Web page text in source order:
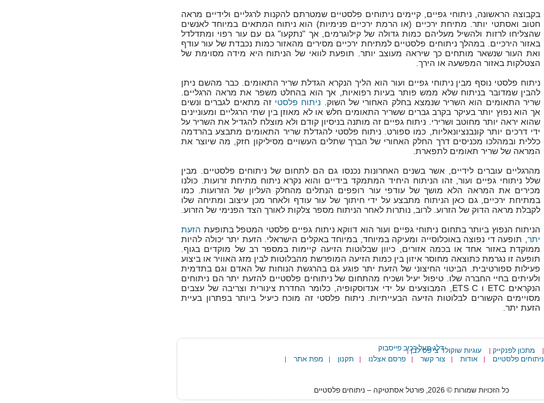
בקבוצה הראשונה, ניתוחי גפיים, קיימים ניתוחים פלסטיים שמטרתם להקנות לרגליים ולידיים מראה
חטוב ואסתטי יותר. מתיחת ירכיים (או הרמת ירכיים פנימיות) הוא ניתוח המתאים במיוחד לאנשים
שהצליחו לרזות ולהשיל מעליהם כמות גדולה של קילוגרמים, אך "נתקעו" גם עם עור רפוי ומתדלדל
באזור הירכיים. במהלך ניתוחים פלסטיים למתיחת ירכיים מסירים מהאזור כמות נכבדת של עור עודף
ואת העור שנשאר מותחים כך שיראה מעוצב יותר. תופעת לוואי של הניתוח היא מידה מסוימת של
הצטלקות באזור המפשעה או הירך.
ניתוח פלסטי נוסף מבין ניתוחי גפיים ועור הוא הליך הנקרא הגדלת שריר התאומים. כבר מהשם ניתן
להבין שמדובר בניתוח שלא ממש פותר בעיות רפואיות, אך הוא בהחלט משפר את מראה הרגליים.
שריר התאומים הוא השריר שנמצא בחלק האחורי של השוק. ניתוח פלסטי זה מתאים לגברים ונשים
אך הוא נפוץ יותר בעיקר בקרב גברים ששריר התאומים חלש או לא מאוזן בין שתי הרגליים ומעוניינים
שהוא יראה יותר מחוטב ושרירי. ניתוח גפיים זה מותנה בניסיון קודם ולא מוצלח להגדיל את השריר על
ידי דרכים יותר קונבנציונאליות, כמו ספורט. ניתוח פלסטי להגדלת שריר התאומים מתבצע בהרדמה
כללית ובמהלכו מכניסים דרך החלק האחורי של הברך שתלים העשויים מסיליקון חזק, מה שיוצר את
המראה של שריר תאומים לתפארת.
מהרגליים עוברים לידיים, אשר בשנים האחרונות נכנסו גם הם לתחום של ניתוחים פלסטיים. מבין
שלל ניתוחי גפיים ועור, זהו הניתוח היחיד המתמקד בידיים והוא נקרא ניתוח מתיחת זרועות. כולנו
מכירים את המראה הלא מושך של עודפי עור רופפים הנתלים מהחלק העליון של הזרועות. כמו
במתיחת ירכיים, גם כאן הניתוח מתבצע על ידי חיתוך של עור עודף ולאחר מכן עיצוב ומתיחה שלו
לקבלת מראה הדוק של הזרוע. לרוב, נותרות לאחר הניתוח מספר צלקות לאורך הצד הפנימי של הזרוע.
הניתוח הנפוץ ביותר בתחום ניתוחי גפיים ועור הוא דווקא ניתוח גפיים פלסטי המטפל בתופעת הזעת
יתר , תופעה די נפוצה באוכלוסייה ומעיקה במיוחד, במיוחד באקלים הישראלי. הזעת יתר יכולה להיות
ממוקדת באזור אחד או בכמה אזורים, כיוון שבלוטות הזיעה קיימות במספר רב של מוקדים בגוף.
תופעה זו נגרמת כתוצאה מחוסר איזון בין כמות הזיעה המופרשת מהבלוטות לבין מזג האוויר או ביצוע
פעילות ספורטיבית. הביטוי החיצוני של הזעת יתר פוגע גם בהרגשת הנוחות של האדם וגם בתדמית
ולעיתים בחיי החברה שלו. טיפול יעיל ושכיח מהתחום של ניתוחים פלסטיים להזעת יתר הם ניתוחים
הנקראים ETC ו ETS C, המבוצעים על ידי אנדוסקופיה, כלומר החדרת צינורית וצריבה של עצבים
מסויימים הקשורים לבלוטות הזיעה הבעייתיות. ניתוח פלסטי זה מוכח כיעיל ביותר בפתרון בעיית
הזעת יתר.
דלג מעל רכיב פייסבוק | מתכון לפנקייק | עוגיות שוקולד צי'פס לבן |
ניתוחים פלסטיים | אודות | צור קשר | פרסם אצלנו | תקנון | מפת אתר |
כל הזכויות שמורות © 2026, פורטל אסתטיקה – ניתוחים פלסטיים